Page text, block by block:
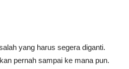
yang harus segera diganti.
pernah sampai ke mana pun.